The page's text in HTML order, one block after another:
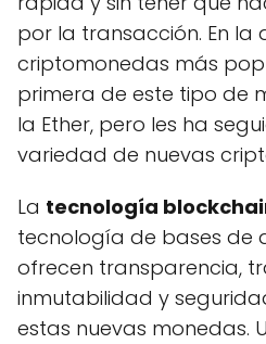
por la transacción. En la
criptomonedas más
primera de este tipo de
la Ether, pero les ha
variedad de nuevas
La tecnología
tecnología de bases de
ofrecen transparencia,
inmutabilidad y
estas nuevas monedas.